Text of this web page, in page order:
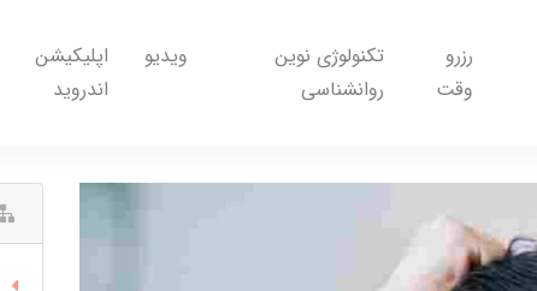
رزرو
وقت
تکنولوژی نوین
روانشناسی
ویدیو
اپلیکیشن
اندروید